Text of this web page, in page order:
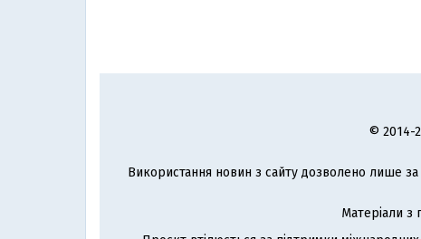
© 2014-
Використання новин з сайту дозволено лише
Матеріали з